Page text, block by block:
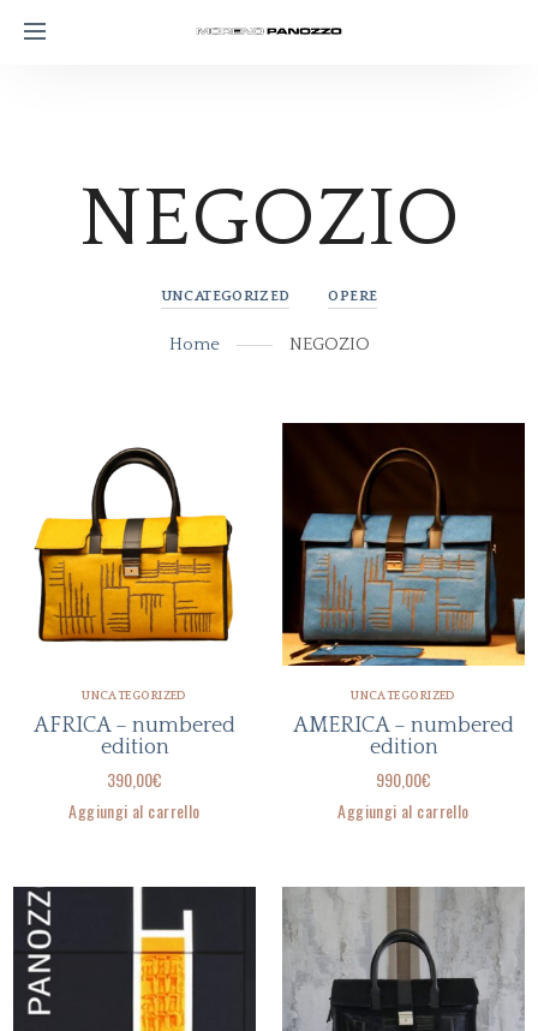
NEGOZIO
UNCATEGORIZED OPERE
Home NEGOZIO
UNCATEGORIZED
AFRICA – numbered
edition
390,00€
Aggiungi al carrello
UNCATEGORIZED
AMERICA – numbered
edition
990,00€
Aggiungi al carrello